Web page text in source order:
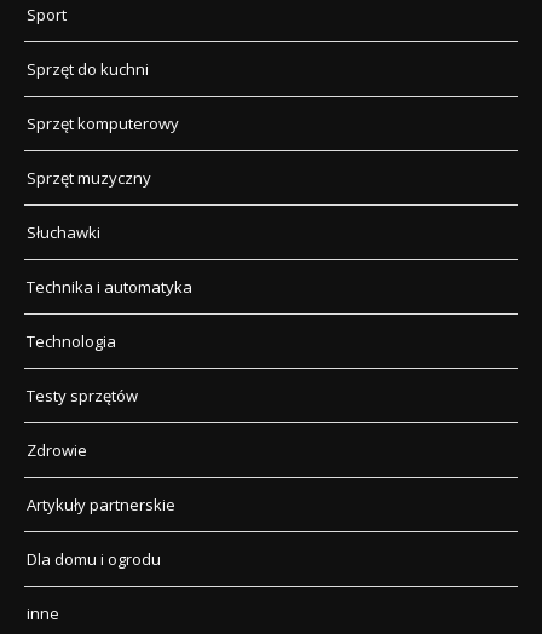
Sport
Sprzęt do kuchni
Sprzęt komputerowy
Sprzęt muzyczny
Słuchawki
Technika i automatyka
Technologia
Testy sprzętów
Zdrowie
Artykuły partnerskie
Dla domu i ogrodu
inne